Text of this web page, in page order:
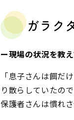
ガラク
ー現場の状況を教え
「息子さんは餌だ
り散らしていたの
保護者さんは慣れ